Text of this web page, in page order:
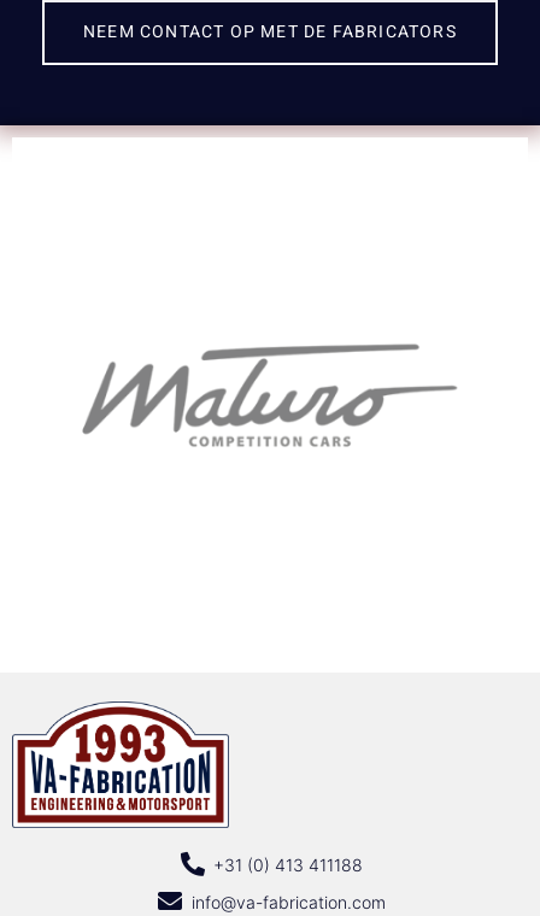
NEEM CONTACT OP MET DE FABRICATORS
+31 (0) 413 411188
info@va-fabrication.com